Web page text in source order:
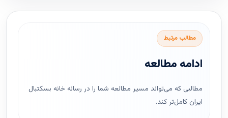
مطالب مرتبط
ادامه مطالعه
مطالبی که می‌تواند مسیر مطالعه شما را در رسانه خانه بسکتبال
ایران کامل‌تر کند.